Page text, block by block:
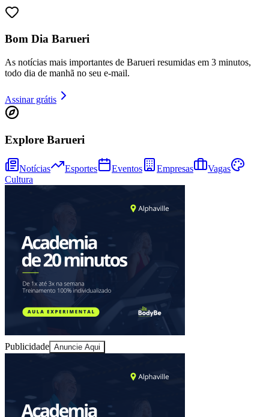
Athletico-PR
Bom Dia Barueri
As notícias mais importantes de Barueri resumidas em 3 minutos,
todo dia de manhã no seu e-mail.
Assinar grátis
Explore Barueri
Notícias Esportes Eventos Empresas
Vagas
Cultura
Publicidade Anuncie Aqui